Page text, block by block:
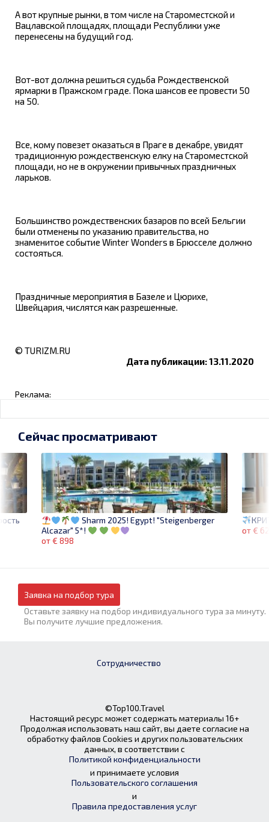
А вот крупные рынки, в том числе на Староместской и
Вацлавской площадях, площади Республики уже
перенесены на будущий год.
Вот-вот должна решиться судьба Рождественской
ярмарки в Пражском граде. Пока шансов ее провести 50
на 50.
Все, кому повезет оказаться в Праге в декабре, увидят
традиционную рождественскую елку на Староместской
площади, но не в окружении привычных праздничных
ларьков.
Большинство рождественских базаров по всей Бельгии
были отменены по указанию правительства, но
знаменитое событие Winter Wonders в Брюсселе должно
состояться.
Праздничные мероприятия в Базеле и Цюрихе,
Швейцария, числятся как разрешенные.
© TURIZM.RU
Дата публикации: 13.11.2020
Реклама:
от €
Сейчас просматривают
Sharm 2025! Egypt! "Steigenberger
Alcazar" 5*!
от € 898
Заявка на подбор тура
Оставьте заявку на подбор индивидуального тура за минуту.
Вы получите лучшие предложения.
Сотрудничество
©Top100.Travel
Настоящий ресурс может содержать материалы 16+
Продолжая использовать наш сайт, вы даете согласие на
обработку файлов Cookies и других пользовательских
данных, в соответствии с
Политикой конфиденциальности
и принимаете условия
Пользовательского соглашения
и
Правила предоставления услуг